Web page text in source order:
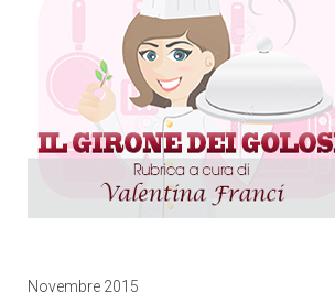
Novembre 2015